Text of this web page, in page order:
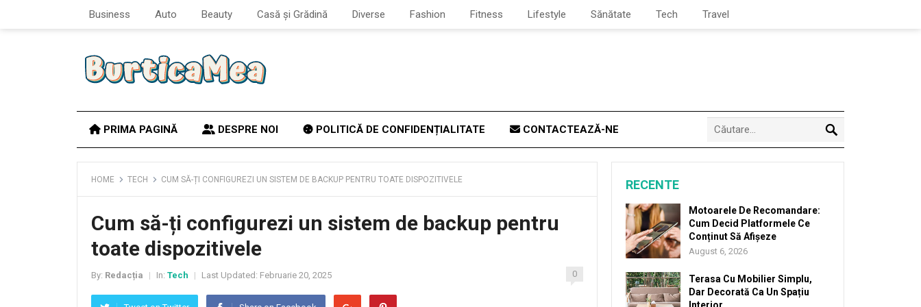
Business Auto Beauty Casă și Grădină Diverse Fashion Fitness Lifestyle Sănătate Tech Travel
PRIMA PAGINĂ DESPRE NOI POLITICĂ DE CONFIDENȚIALITATE CONTACTEAZĂ-NE
HOME TECH CUM SĂ-ȚI CONFIGUREZI UN SISTEM DE BACKUP PENTRU TOATE DISPOZITIVELE
Cum să-ți configurezi un sistem de backup pentru
toate dispozitivele
By: Redacția In: Tech Last Updated: Februarie 20, 2025 0
RECENTE
Motoarele De Recomandare:
Cum Decid Platformele Ce
Conținut Să Afișeze
August 6, 2026
Terasa Cu Mobilier Simplu,
Dar Decorată Ca Un Spațiu